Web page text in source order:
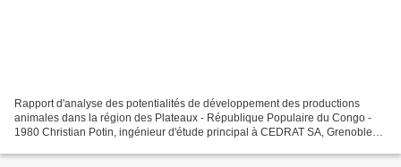
Rapport d'analyse des potentialités de développement des productions
animales dans la région des Plateaux - République Populaire du Congo -
1980 Christian Potin, ingénieur d'étude principal à CEDRAT SA, Grenoble